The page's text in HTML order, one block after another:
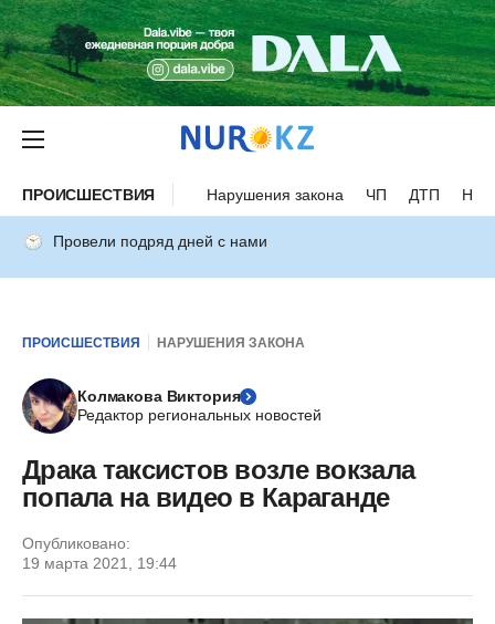
ПРОИСШЕСТВИЯ Нарушения закона ЧП ДТП
Провели подряд дней с нами
ПРОИСШЕСТВИЯ НАРУШЕНИЯ ЗАКОНА
Колмакова Виктория
Редактор региональных новостей
Драка таксистов возле вокзала
попала на видео в Караганде
Опубликовано:
19 марта 2021, 19:44